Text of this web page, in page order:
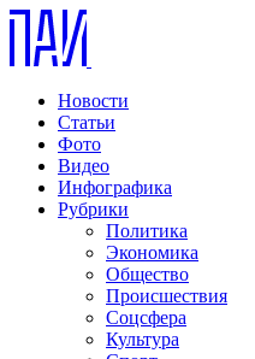
Новости
Статьи
Фото
Видео
Инфографика
Рубрики
Политика
Экономика
Общество
Происшествия
Соцсфера
Культура